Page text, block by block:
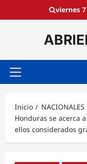
viernes
Menú
Inicio
NACIONALES
Honduras se acerca
ellos considerados